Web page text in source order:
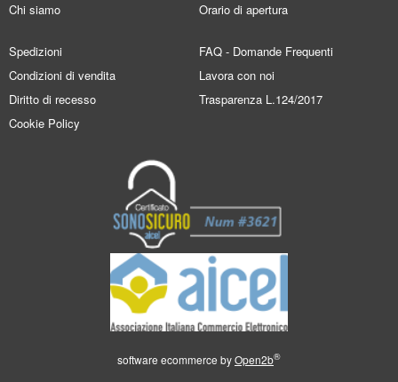
Chi siamo
Orario di apertura
Spedizioni
Condizioni di vendita
Diritto di recesso
Cookie Policy
FAQ - Domande Frequenti
Lavora con noi
Trasparenza L.124/2017
software ecommerce byOpen2b®